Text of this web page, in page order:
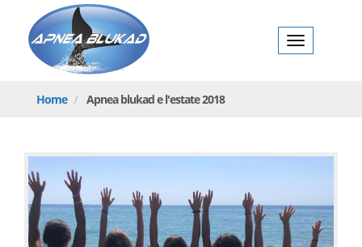
Home Apneablukad e l'estate 2018